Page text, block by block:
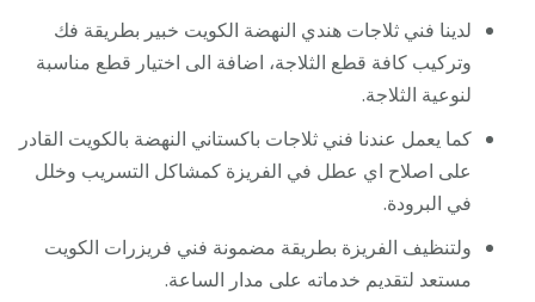
لدينا فني ثلاجات هندي النهضة الكويت خبير بطريقة فك
وتركيب كافة قطع الثلاجة، اضافة الى اختيار قطع مناسبة
لنوعية الثلاجة.
كما يعمل عندنا فني ثلاجات باكستاني النهضة بالكويت القادر
على اصلاح اي عطل في الفريزة كمشاكل التسريب وخلل
في البرودة.
ولتنظيف الفريزة بطريقة مضمونة فني فريزرات الكويت
مستعد لتقديم خدماته على مدار الساعة.